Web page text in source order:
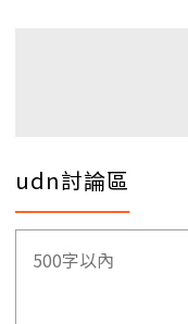
udn討論區